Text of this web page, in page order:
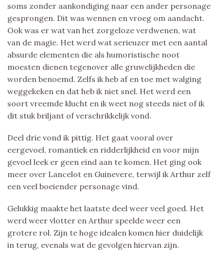
soms zonder aankondiging naar een ander personage
gesprongen. Dit was wennen en vroeg om aandacht.
Ook was er wat van het zorgeloze verdwenen, wat
van de magie. Het werd wat serieuzer met een aantal
absurde elementen die als humoristische noot
moesten dienen tegenover alle gruwelijkheden die
worden benoemd. Zelfs ik heb af en toe met walging
weggekeken en dat heb ik niet snel. Het werd een
soort vreemde klucht en ik weet nog steeds niet of ik
dit stuk briljant of verschrikkelijk vond.
Deel drie vond ik pittig. Het gaat vooral over
eergevoel, romantiek en ridderlijkheid en voor mijn
gevoel leek er geen eind aan te komen. Het ging ook
meer over Lancelot en Guinevere, terwijl ik Arthur zelf
een veel boeiender personage vind.
Gelukkig maakte het laatste deel weer veel goed. Het
werd weer vlotter en Arthur speelde weer een
grotere rol. Zijn te hoge idealen komen hier duidelijk
in terug, evenals wat de gevolgen hiervan zijn.